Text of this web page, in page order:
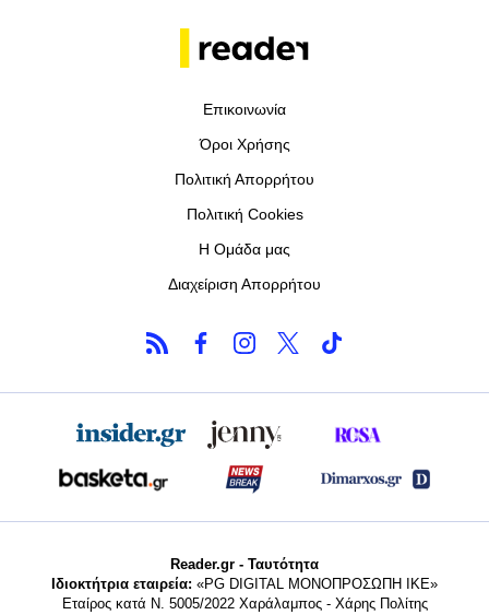
Επικοινωνία
Όροι Χρήσης
Πολιτική Απορρήτου
Πολιτική Cookies
Η Ομάδα μας
Διαχείριση Απορρήτου
Reader.gr - Ταυτότητα
Ιδιοκτήτρια εταιρεία: «PG DIGITAL MONΟΠΡΟΣΩΠΗ ΙΚΕ»
Εταίρος κατά Ν. 5005/2022 Χαράλαμπος - Χάρης Πολίτης